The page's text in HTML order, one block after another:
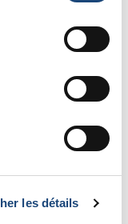
les détails
ci
un préjudice
du
pourra vous
en aviserons.
informé de
d'un
et contenu